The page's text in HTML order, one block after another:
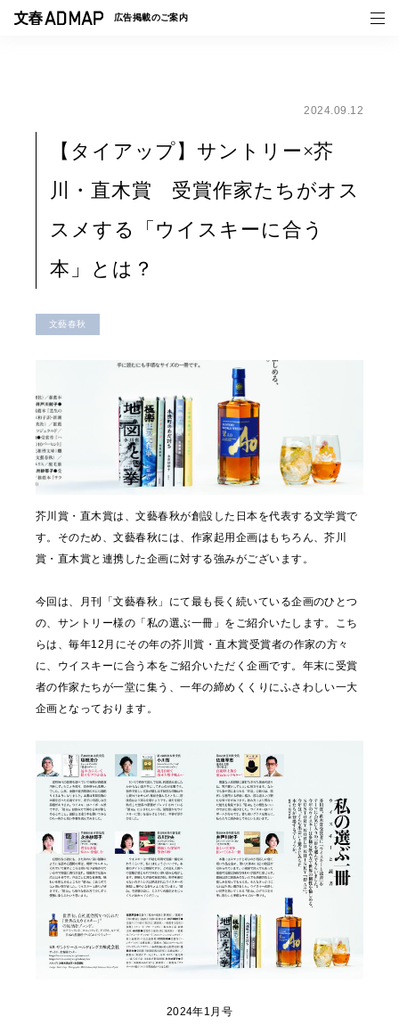
広告掲載のご案内
事例一覧
トピックス
2024.09.12
【タイアップ】サントリー×芥
川・直木賞 受賞作家たちがオス
スメする「ウイスキーに合う
本」とは？
文藝春秋
芥川賞・直木賞は、文藝春秋が創設した日本を代表する文学賞で
す。そのため、文藝春秋には、作家起用企画はもちろん、芥川
賞・直木賞と連携した企画に対する強みがございます。
今回は、月刊「文藝春秋」にて最も長く続いている企画のひとつ
の、サントリー様の「私の選ぶ一冊」をご紹介いたします。こち
らは、毎年12月にその年の芥川賞・直木賞受賞者の作家の方々
に、ウイスキーに合う本をご紹介いただく企画です。年末に受賞
者の作家たちが一堂に集う、一年の締めくくりにふさわしい一大
企画となっております。
2024年1月号